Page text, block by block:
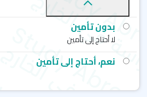
بدون تأمين
لا أحتاج إلى تأمين
نعم، أحتاج إلى تأمين